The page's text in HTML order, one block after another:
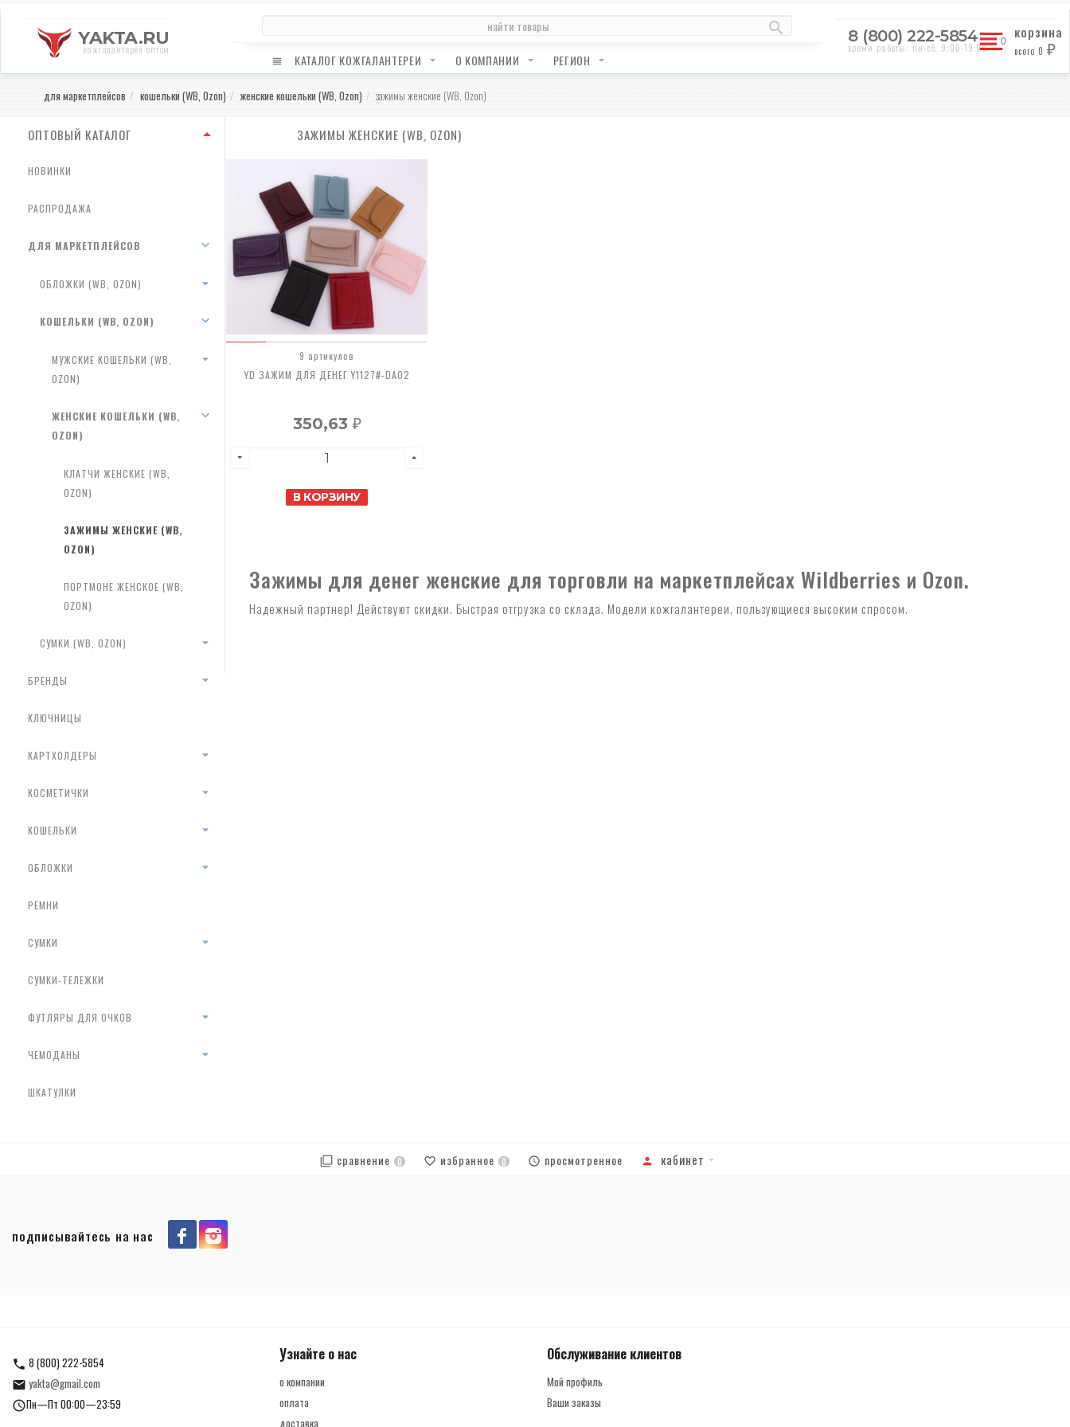
YAKTA.RU
кожгалантерея оптом
КАТАЛОГ КОЖГАЛАНТЕРЕИ О КОМПАНИИ РЕГИОН
8 (800) 222-5854
время работы: пн-сб, 9:00-19:00
корзина
всего 0 ₽
для маркетплейсов кошельки (WB, Ozon) женские кошельки (WB, Ozon) зажимы женские (WB, Ozon)
ОПТОВЫЙ КАТАЛОГ
НОВИНКИ
РАСПРОДАЖА
ДЛЯ МАРКЕТПЛЕЙСОВ
ОБЛОЖКИ (WB, OZON)
КОШЕЛЬКИ (WB, OZON)
МУЖСКИЕ КОШЕЛЬКИ (WB,
OZON)
ЖЕНСКИЕ КОШЕЛЬКИ (WB,
OZON)
КЛАТЧИ ЖЕНСКИЕ (WB,
OZON)
ЗАЖИМЫ ЖЕНСКИЕ (WB,
OZON)
ПОРТМОНЕ ЖЕНСКОЕ (WB,
OZON)
СУМКИ (WB, OZON)
БРЕНДЫ
КЛЮЧНИЦЫ
КАРТХОЛДЕРЫ
КОСМЕТИЧКИ
КОШЕЛЬКИ
ОБЛОЖКИ
РЕМНИ
СУМКИ
СУМКИ-ТЕЛЕЖКИ
ФУТЛЯРЫ ДЛЯ ОЧКОВ
ЧЕМОДАНЫ
ШКАТУЛКИ
ЗАЖИМЫ ЖЕНСКИЕ (WB, OZON)
9 артикулов
YD ЗАЖИМ ДЛЯ ДЕНЕГ Y1127#-DA02
350,63 ₽
В КОРЗИНУ
Зажимы для денег женские для торговли на маркетплейсах Wildberries и Ozon.
Надежный партнер! Действуют скидки. Быстрая отгрузка со склада. Модели кожгалантереи, пользующиеся высоким спросом.
сравнение 0 избранное 0 просмотренное кабинет
подписывайтесь на нас
8 (800) 222-5854
yakta@gmail.com
Пн—Пт 00:00—23:59
Узнайте о нас
о компании
оплата
доставка
Обслуживание клиентов
Мой профиль
Ваши заказы